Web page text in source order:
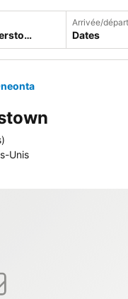
Arrivée/départ
Dates
)
Unis